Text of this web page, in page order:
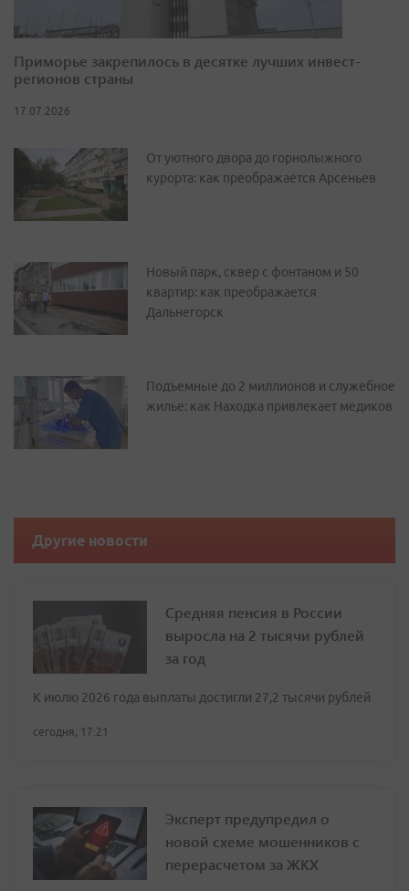
Приморье закрепилось в десятке лучших инвест-
регионов страны
17.07.2026
От уютного двора до горнолыжного
курорта: как преображается Арсеньев
Новый парк, сквер с фонтаном и 50
квартир: как преображается
Дальнегорск
Подъемные до 2 миллионов и служебное
жилье: как Находка привлекает медиков
Другие новости
Средняя пенсия в России
выросла на 2 тысячи рублей
за год
К июлю 2026 года выплаты достигли 27,2 тысячи рублей
сегодня, 17:21
Эксперт предупредил о
новой схеме мошенников с
перерасчетом за ЖКХ